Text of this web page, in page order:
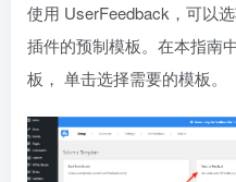
使用 UserFeedback，可以
插件的预制模板。在本指南
板， 单击选择需要的模板。